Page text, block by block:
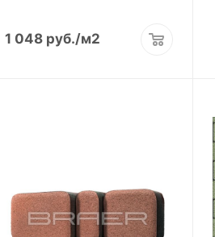
1 048руб./м2